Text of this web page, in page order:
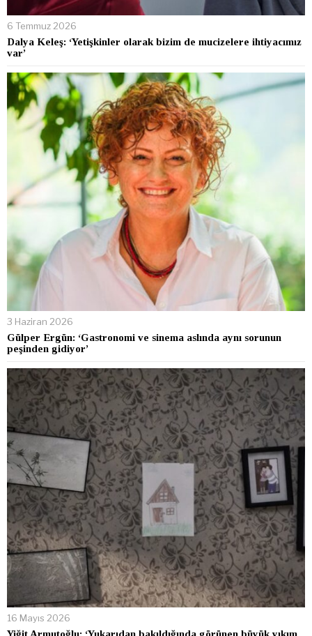
6 Temmuz 2026
Dalya Keleş: ‘Yetişkinler olarak bizim de mucizelere ihtiyacımız
var’
3 Haziran 2026
Gülper Ergün: ‘Gastronomi ve sinema aslında aynı sorunun
peşinden gidiyor’
16 Mayıs 2026
Yiğit Armutoğlu: ‘Yukarıdan bakıldığında görünen büyük yıkım